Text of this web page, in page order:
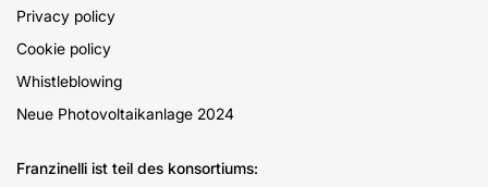
Privacy policy
Cookie policy
Whistleblowing
Neue Photovoltaikanlage 2024
Franzinelli ist teil des konsortiums: